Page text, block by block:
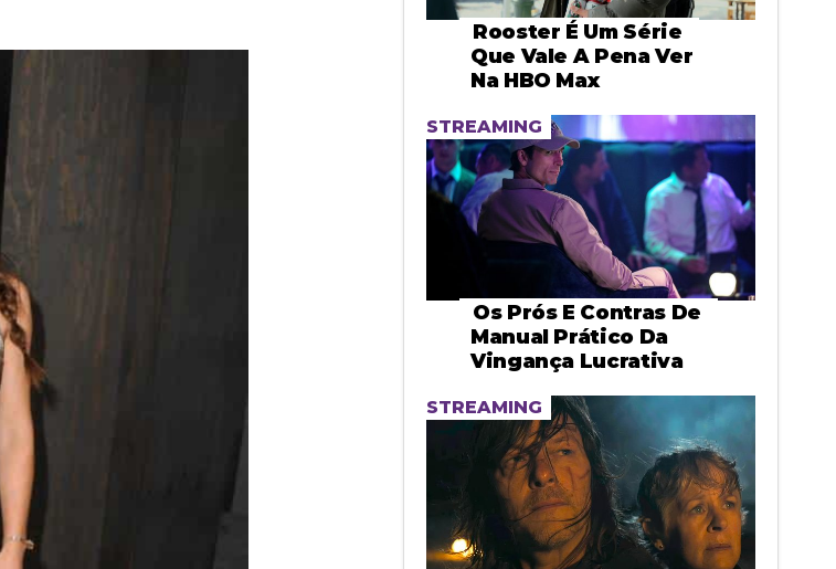
Rooster É Um Série
Que Vale A Pena Ver
Na HBO Max
STREAMING
Os Prós E Contras De
Manual Prático Da
Vingança Lucrativa
STREAMING